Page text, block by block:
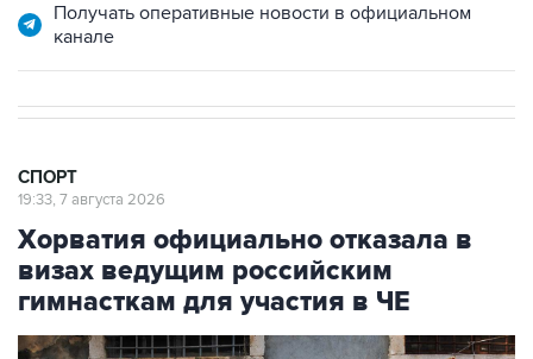
Получать оперативные новости в официальном
канале
СПОРТ
19:33, 7 августа 2026
Хорватия официально отказала в
визах ведущим российским
гимнасткам для участия в ЧЕ